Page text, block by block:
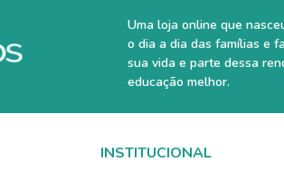
Uma loja online que
o dia a dia das famílias e
sua vida e parte dessa
educação melhor.
INSTITUCIONAL